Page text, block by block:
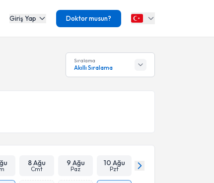
Giriş Yap Doktor musun?
Sıralama
Akıllı Sıralama
8 Ağu
Cmt
9 Ağu
Paz
10 Ağu
Pzt